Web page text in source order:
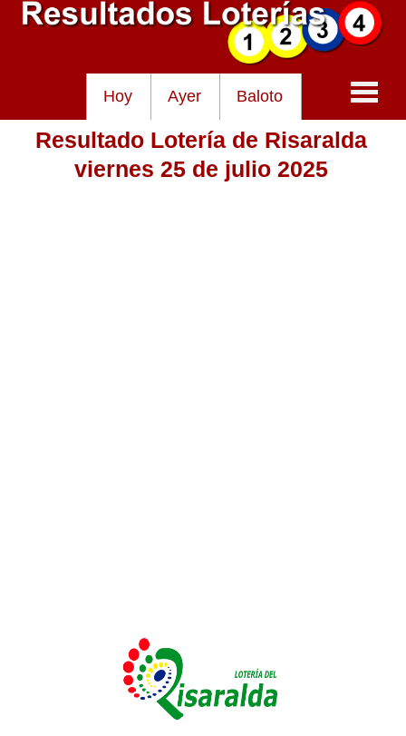
Hoy Ayer Baloto
Baloto
Lotería de Bogotá
Lotería de Risaralda
Resultado Lotería de Risaralda
viernes 25 de julio 2025